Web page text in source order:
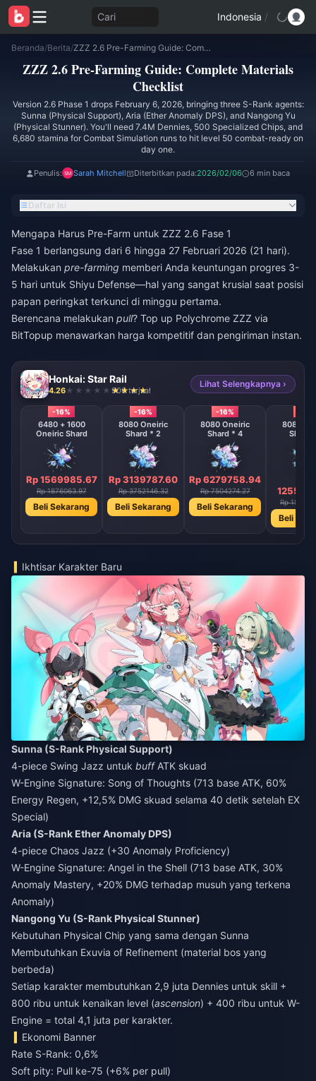
Cari Indonesia /
Beranda/Berita/ ZZZ 2.6 Pre-Farming Guide: Complete Materials Checklist
ZZZ 2.6 Pre-Farming Guide: Complete Materials
Checklist
Version 2.6 Phase 1 drops February 6, 2026, bringing three S-Rank agents:
Sunna (Physical Support), Aria (Ether Anomaly DPS), and Nangong Yu
(Physical Stunner). You'll need 7.4M Dennies, 500 Specialized Chips, and
6,680 stamina for Combat Simulation runs to hit level 50 combat-ready on
day one.
Penulis: Sarah Mitchell Diterbitkan pada:2026/02/06 6 min baca
Daftar Isi
Mengapa Harus Pre-Farm untuk ZZZ 2.6 Fase 1
Fase 1 berlangsung dari 6 hingga 27 Februari 2026 (21 hari).
Melakukan pre-farming memberi Anda keuntungan progres 3-
5 hari untuk Shiyu Defense—hal yang sangat krusial saat posisi
papan peringkat terkunci di minggu pertama.
Berencana melakukan pull? Top up Polychrome ZZZ via
BitTopup menawarkan harga kompetitif dan pengiriman instan.
Honkai: Star Rail
4.26 906 terjual
Lihat Selengkapnya ›
-16%
6480 + 1600
Oneiric Shard
Rp 1569985.67
Rp 1876063.97
Beli Sekarang
-16%
8080 Oneiric
Shard * 2
Rp 3139787.60
Rp 3752146.32
Beli Sekarang
-16%
8080 Oneiric
Shard * 4
Rp 6279758.94
Rp 7504274.27
Beli Sekarang
8080
Shard
Rp
Beli
Ikhtisar Karakter Baru
Sunna (S-Rank Physical Support)
4-piece Swing Jazz untuk buffATK skuad
W-Engine Signature: Song of Thoughts (713 base ATK, 60%
Energy Regen, +12,5% DMG skuad selama 40 detik setelah EX
Special)
Aria (S-Rank Ether Anomaly DPS)
4-piece Chaos Jazz (+30 Anomaly Proficiency)
W-Engine Signature: Angel in the Shell (713 base ATK, 30%
Anomaly Mastery, +20% DMG terhadap musuh yang terkena
Anomaly)
Nangong Yu (S-Rank Physical Stunner)
Kebutuhan Physical Chip yang sama dengan Sunna
Membutuhkan Exuvia of Refinement (material bos yang
berbeda)
Setiap karakter membutuhkan 2,9 juta Dennies untuk skill +
800 ribu untuk kenaikan level (ascension) + 400 ribu untuk W-
Engine = total 4,1 juta per karakter.
Ekonomi Banner
Rate S-Rank: 0,6%
Soft pity: Pull ke-75 (+6% per pull)